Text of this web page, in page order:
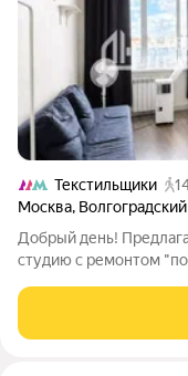
Текстильщики
Москва,
Добрый день!
студию с ремонтом
возможность
собственного